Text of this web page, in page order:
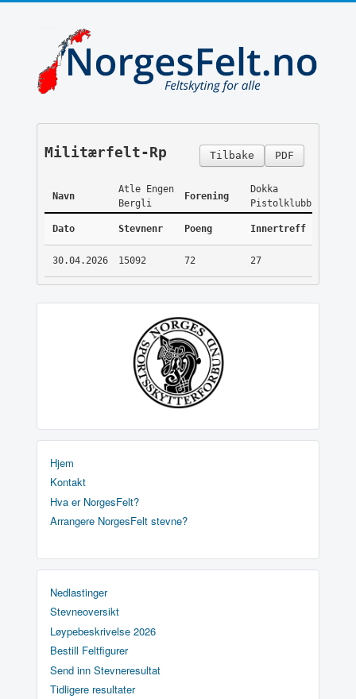
PDF
Tilbake
Militærfelt-Rp
Navn
Atle Engen
Bergli
Forening
Dokka
Pistolklubb
Dato Stevnenr Poeng Innertreff
30.04.2026 15092 72 27
Hjem
Kontakt
Hva er NorgesFelt?
Arrangere NorgesFelt stevne?
Nedlastinger
Stevneoversikt
Løypebeskrivelse 2026
Bestill Feltfigurer
Send inn Stevneresultat
Tidligere resultater